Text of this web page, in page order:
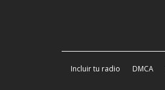
Incluir tu radio DMCA